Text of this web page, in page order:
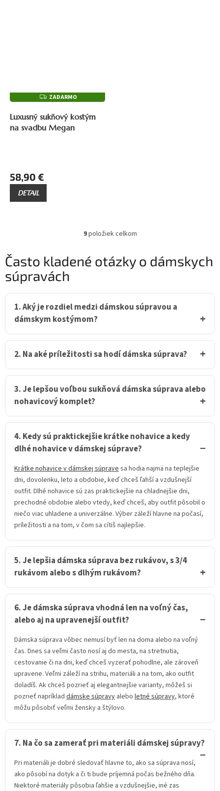
Z
A
A
R
M
ZADARMO
Luxusný sukňový kostým
na svadbu Megan
58,90 €
DETAIL
O
l
á
c
i
e
r
v
k
y
v
ý
p
u
9položiek celkom
Často kladené otázky o dámskych
súpravách
1. Aký je rozdiel medzi dámskou súpravou a
dámskym kostýmom?
2. Na aké príležitosti sa hodí dámska súprava?
3. Je lepšou voľbou sukňová dámska súprava alebo
nohavicový komplet?
4. Kedy sú praktickejšie krátke nohavice a kedy
dlhé nohavice v dámskej súprave?
Krátke nohavice v dámskej súprave sa hodia najmä na teplejšie
dni, dovolenku, leto a obdobie, keď chceš ľahší a vzdušnejší
outfit. Dlhé nohavice sú zas praktickejšie na chladnejšie dni,
prechodné obdobie alebo vtedy, keď chceš, aby outfit pôsobil o
niečo viac uhladene a univerzálne. Výber záleží hlavne na počasí,
príležitosti a na tom, v čom sa cítiš najlepšie.
5. Je lepšia dámska súprava bez rukávov, s 3/4
rukávom alebo s dlhým rukávom?
6. Je dámska súprava vhodná len na voľný čas,
alebo aj na upravenejší outfit?
Dámska súprava vôbec nemusí byť len na doma alebo na voľný
čas. Dnes sa veľmi často nosí aj do mesta, na stretnutia,
cestovanie či na dni, keď chceš vyzerať pohodlne, ale zároveň
upravene. Veľmi záleží na strihu, materiáli a na tom, ako outfit
doladíš. Ak chceš pozrieť aj elegantnejšie varianty, môžeš si
pozrieť napríklad dámske súpravy alebo letné súpravy, ktoré
môžu pôsobiť veľmi žensky a štýlovo.
7. Na čo sa zamerať pri materiáli dámskej súpravy?
Pri materiáli je dobré sledovať hlavne to, ako sa súprava nosí,
ako pôsobí na dotyk a či ti bude príjemná počas bežného dňa.
Niektoré materiály pôsobia ľahšie a vzdušnejšie, iné zas